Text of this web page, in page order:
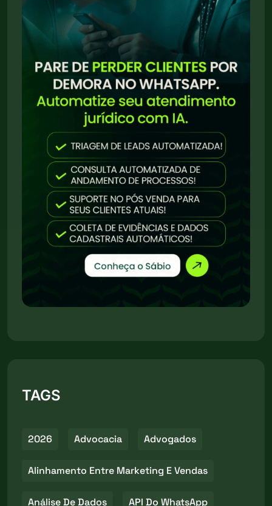
TAGS
2026 Advocacia Advogados
Alinhamento Entre Marketing E Vendas
Análise De Dados API Do WhatsApp